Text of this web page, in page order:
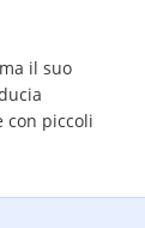
il suo
con piccoli